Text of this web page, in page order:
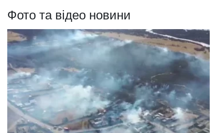
Фото та відео новини